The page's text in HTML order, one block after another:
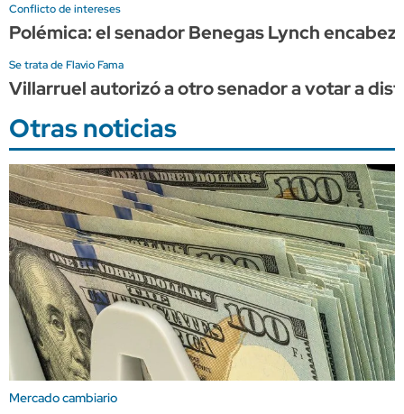
Conflicto de intereses
Polémica: el senador Benegas Lynch
Se trata de Flavio Fama
Villarruel autorizó a otro senador a votar a
Otras noticias
Mercado cambiario